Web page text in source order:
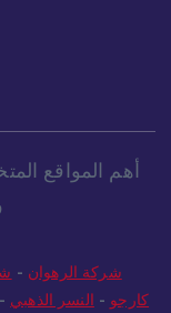
أهم المواقع
شركة الرهوان -
كارجو - النسر الذهبي -